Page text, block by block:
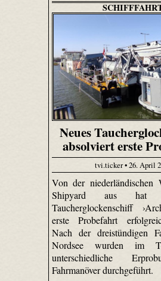
Neues
absolviert erste
tvi.ticker • 26. April
Von der niederländischen
Shipyard aus hat
Taucherglockenschiff
erste Probefahrt
Nach der dreistündigen
Nordsee wurden im
unterschiedliche
Fahrmanöver durchgeführt.